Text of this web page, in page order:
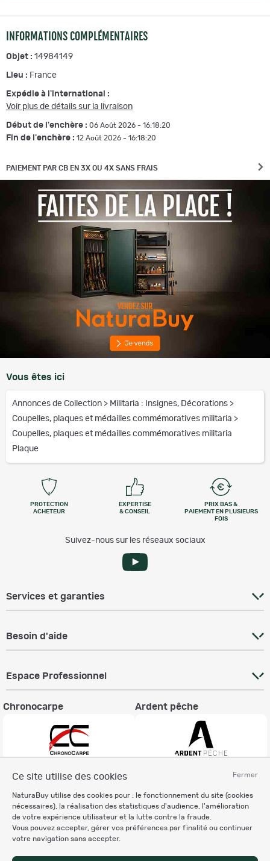
Fermer
Ce site utilise des cookies
NaturaBuy utilise des cookies pour : le fonctionnement du site (cookies
nécessaires), la réalisation des statistiques d'audience, l'amélioration
de votre expérience utilisateur et la lutte contre la fraude.
Vous pouvez accepter, gérer vos préférences par finalité ou continuer
votre navigation sans accepter.
INFORMATIONS COMPLÉMENTAIRES
Objet : 14984149
Lieu : France
Expédie à l'international :
Voir plus de détails sur la livraison
Début de l'enchère : 06 Août 2026 - 16:18:20
Fin de l'enchère : 12 Août 2026 - 16:18:20
PAIEMENT PAR CB EN 3X OU 4X SANS FRAIS
Vous êtes ici
Annonces de Collection > Militaria : Insignes, Décorations >
Coupelles, plaques et médailles commémoratives militaria >
Coupelles, plaques et médailles commémoratives militaria
Plaque
PROTECTION
ACHETEUR
EXPERTISE
& CONSEIL
PRIX BAS &
PAIEMENT EN PLUSIEURS
FOIS
Suivez-nous sur les réseaux sociaux
Services et garanties
Besoin d'aide
Espace Professionnel
Chronocarpe Ardent pêche
Charte éthique
Mentions légales
Règlement & Conditions d'utilisation
Politique de protection
des données personnelles